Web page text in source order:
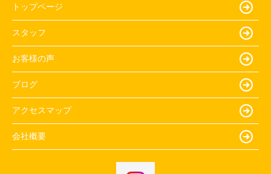
トップページ
スタッフ
お客様の声
ブログ
アクセスマップ
会社概要